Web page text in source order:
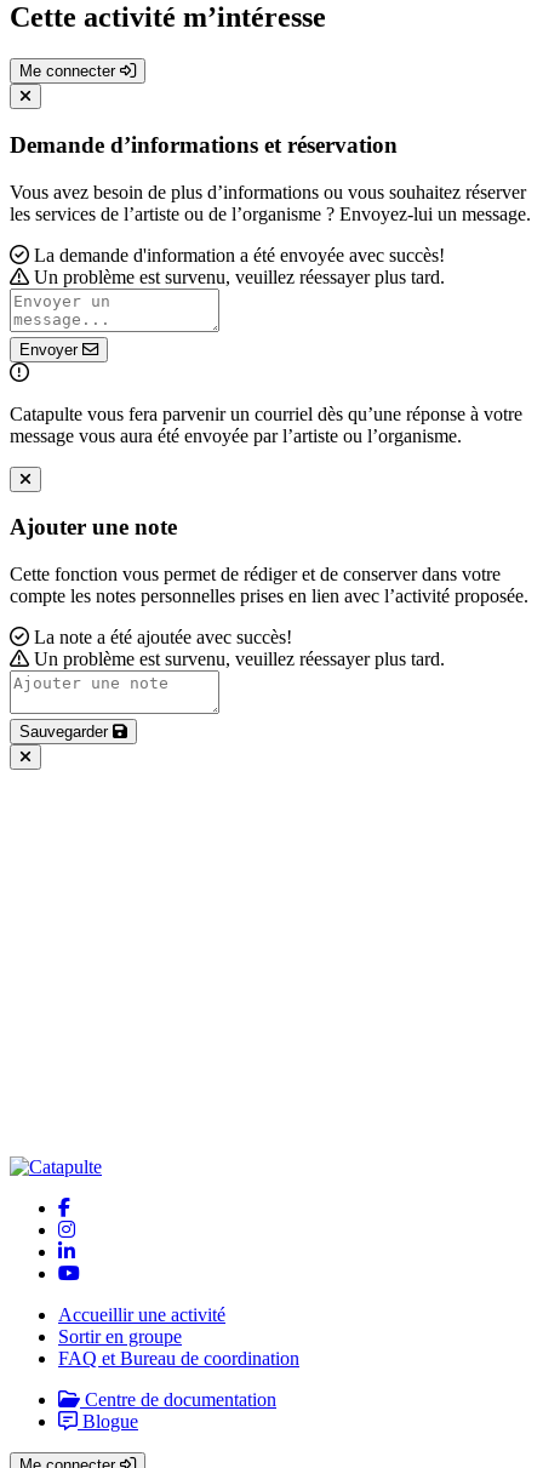
Cette activité m’intéresse
Me connecter
Demande d’informations et réservation
Vous avez besoin de plus d’informations ou vous souhaitez réserver
les services de l’artiste ou de l’organisme ? Envoyez-lui un message.
La demande d'information a été envoyée avec succès!
Un problème est survenu, veuillez réessayer plus tard.
Envoyer
Catapulte vous fera parvenir un courriel dès qu’une réponse à votre
message vous aura été envoyée par l’artiste ou l’organisme.
Ajouter une note
Cette fonction vous permet de rédiger et de conserver dans votre
compte les notes personnelles prises en lien avec l’activité proposée.
La note a été ajoutée avec succès!
Un problème est survenu, veuillez réessayer plus tard.
Sauvegarder
Accueillir une activité
Sortir en groupe
FAQ et Bureau de coordination
Centre de documentation
Blogue